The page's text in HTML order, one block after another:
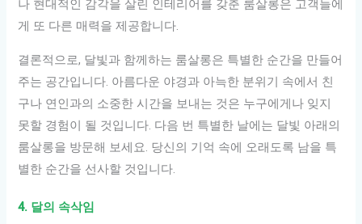
나 현대적인 감각을 살린 인테리어를 갖춘 룸살롱은 고객들에
게 또 다른 매력을 제공합니다.
결론적으로, 달빛과 함께하는 룸살롱은 특별한 순간을 만들어
주는 공간입니다. 아름다운 야경과 아늑한 분위기 속에서 친
구나 연인과의 소중한 시간을 보내는 것은 누구에게나 잊지
못할 경험이 될 것입니다. 다음 번 특별한 날에는 달빛 아래의
룸살롱을 방문해 보세요. 당신의 기억 속에 오래도록 남을 특
별한 순간을 선사할 것입니다.
4. 달의 속삭임